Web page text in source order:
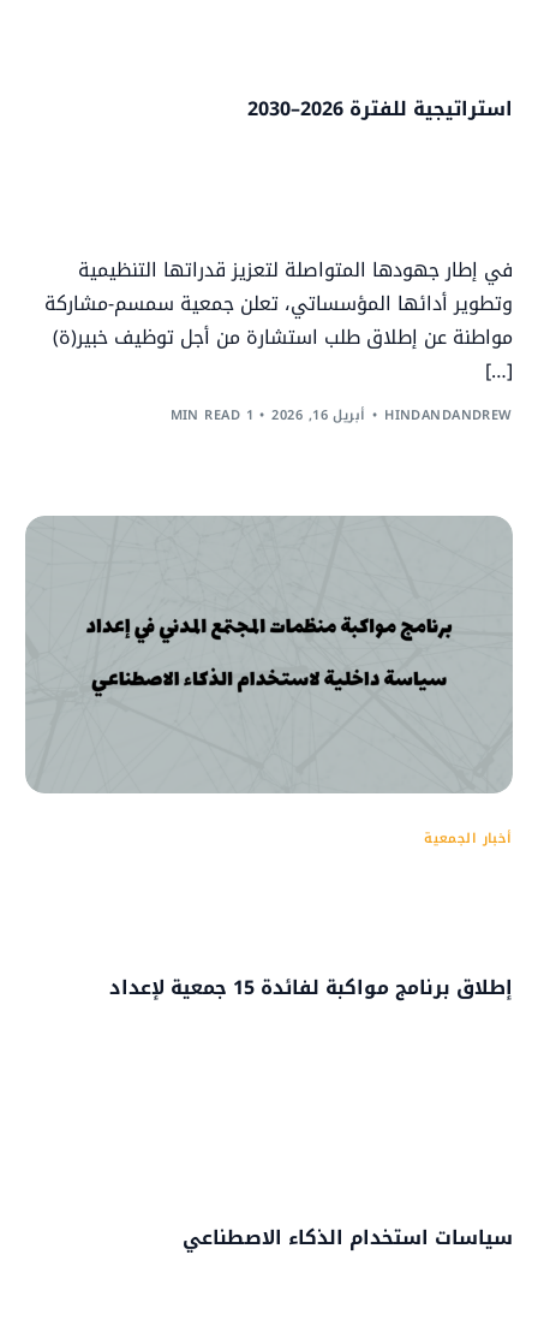
استراتيجية للفترة 2026–2030
في إطار جهودها المتواصلة لتعزيز قدراتها التنظيمية
وتطوير أدائها المؤسساتي، تعلن جمعية سمسم-مشاركة
مواطنة عن إطلاق طلب استشارة من أجل توظيف خبير(ة)
[…]
HINDANDANDREW أبريل 16, 2026 1 MIN READ
أخبار الجمعية
إطلاق برنامج مواكبة لفائدة 15 جمعية لإعداد
سياسات استخدام الذكاء الاصطناعي